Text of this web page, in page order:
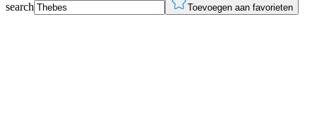
search Toevoegen aan favorieten